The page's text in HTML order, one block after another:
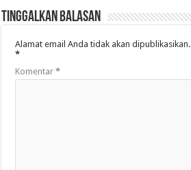
Tinggalkan Balasan
Alamat email Anda tidak akan dipublikasikan.
*
Komentar*